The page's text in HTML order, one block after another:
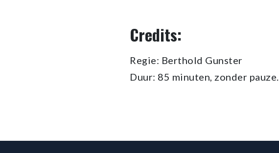
Credits:
Regie: Berthold Gunster
Duur: 85 minuten, zonder pauze.